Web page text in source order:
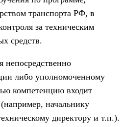
транспорта РФ, в
за техническим
средств.
непосредственно
либо уполномоченному
компетенцию входит
начальнику
директору и т.п.).